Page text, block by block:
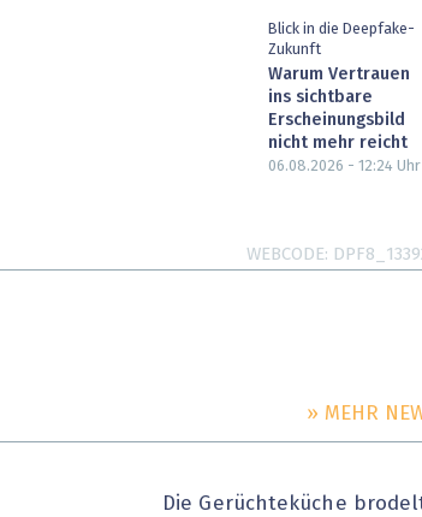
Blick in die Deepfake-
Zukunft
Warum Vertrauen
ins sichtbare
Erscheinungsbild
nicht mehr reicht
06.08.2026 - 12:24 Uhr
WEBCODE
» MEHR
Die Gerüchteküche